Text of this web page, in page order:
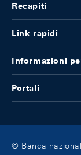
Recapiti
Link rapidi
Informazioni
Portali
© Banca